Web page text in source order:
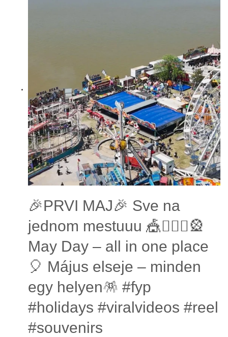
🎉PRVI MAJ🎉 Sve na
jednom mestuuu 🎪🤹🏼‍♂️🎡
May Day – all in one place
🎈 Május elseje – minden
egy helyen🪅 #fyp
#holidays #viralvideos #reel
#souvenirs